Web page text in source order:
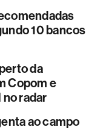
10 bancos
da
Copom e
radar
ao campo